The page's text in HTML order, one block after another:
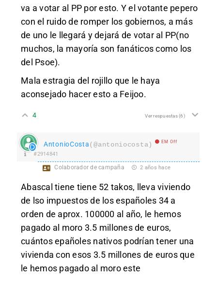
va a votar al PP por esto. Y el votante pepero
con el ruido de romper los gobiernos, a más
de uno le llegará y dejará de votar al PP(no
muchos, la mayoría son fanáticos como los
del Psoe).
Mala estragia del rojillo que le haya
aconsejado hacer esto a Feijoo.
4 Ver respuestas(6)
AntonioCosta(@antoniocosta) EM Off
#2914841
Colaborador de campaña 2 años hace
Abascal tiene tiene 52 takos, lleva viviendo
de lso impuestos de los españoles 34 a
orden de aprox. 100000 al año, le hemos
pagado al moro 3.5 millones de euros,
cuántos epañoles nativos podrían tener una
vivienda con esos 3.5 millones de euros que
le hemos pagado al moro este